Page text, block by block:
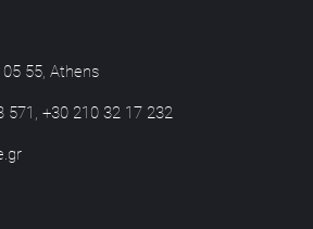
55, Athens
571, +30 210 32 17 232